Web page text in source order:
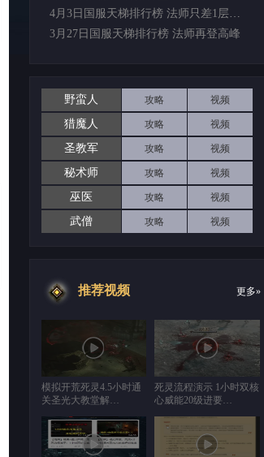
4月3日国服天梯排行榜 法师只差1层破百…
3月27日国服天梯排行榜 法师再登高峰
野蛮人 攻略 视频
猎魔人 攻略 视频
圣教军 攻略 视频
秘术师 攻略 视频
巫医 攻略 视频
武僧 攻略 视频
推荐视频 更多»
模拟开荒死灵4.5小时通
关圣光大教堂解…
死灵流程演示 1小时双核
心威能20级进要…